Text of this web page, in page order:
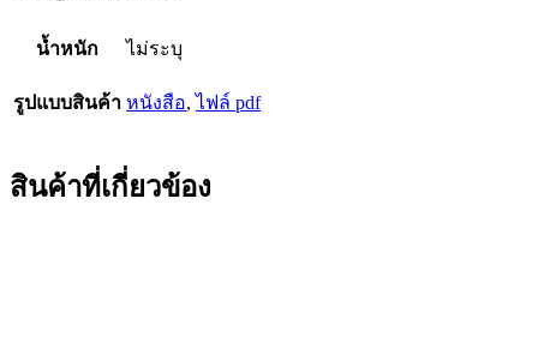
น้ำหนัก ไม่ระบุ
รูปแบบสินค้า หนังสือ,ไฟล์ pdf
สินค้าที่เกี่ยวข้อง